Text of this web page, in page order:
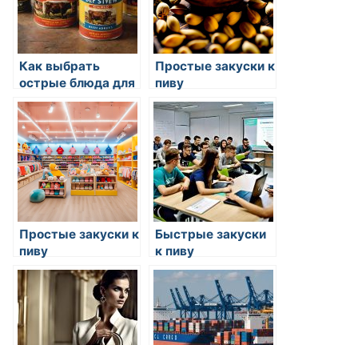
Как выбрать
острые блюда для
гурманов
Простые закуски к
пиву
Простые закуски к
пиву
Быстрые закуски
к пиву